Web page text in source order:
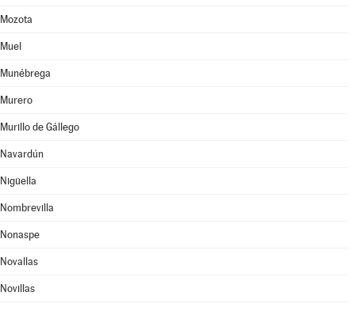
Mozota
Muel
Munébrega
Murero
Murillo de Gállego
Navardún
Nigüella
Nombrevilla
Nonaspe
Novallas
Novillas